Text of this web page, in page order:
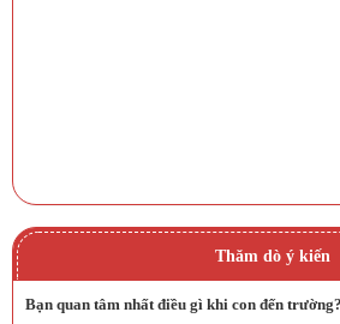
Thăm dò ý kiến
Bạn quan tâm nhất điều gì khi con đến trường?